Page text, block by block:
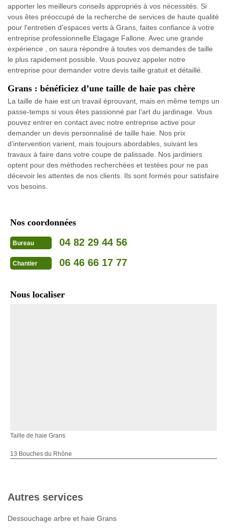
apporter les meilleurs conseils appropriés à vos nécessités. Si
vous êtes préoccupé de la recherche de services de haute qualité
pour l'entretien d'espaces verts à Grans, faites confiance à votre
entreprise professionnelle Elagage Fallone. Avec une grande
expérience , on saura répondre à toutes vos demandes de taille
le plus rapidement possible. Vous pouvez appeler notre
entreprise pour demander votre devis taille gratuit et détaillé.
Grans : bénéficiez d’une taille de haie pas chère
La taille de haie est un travail éprouvant, mais en même temps un
passe-temps si vous êtes passionné par l’art du jardinage. Vous
pouvez entrer en contact avec notre entreprise active pour
demander un devis personnalisé de taille haie. Nos prix
d’intervention varient, mais toujours abordables, suivant les
travaux à faire dans votre coupe de palissade. Nos jardiniers
optent pour des méthodes recherchées et testées pour ne pas
décevoir les attentes de nos clients. Ils sont formés pour satisfaire
vos besoins.
Nos coordonnées
Bureau 04 82 29 44 56
Chantier 06 46 66 17 77
Nous localiser
Taille de haie Grans
13 Bouches du Rhône
Autres services
Dessouchage arbre et haie Grans